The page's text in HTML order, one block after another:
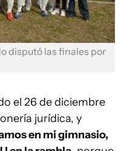
disputó las finales por
el 26 de diciembre
jurídica, y
en mi gimnasio,